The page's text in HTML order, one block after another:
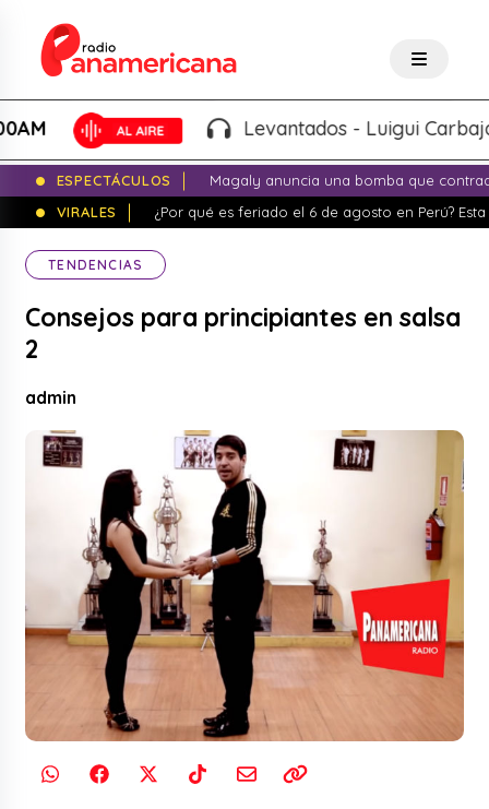
Levantados - Luigui Carbajal y
ESPECTÁCULOS
Magaly anuncia una bomba que
VIRALES
¿Por qué es feriado el 6 de agosto en Perú?
TENDENCIAS
Consejos para principiantes en salsa
2
admin